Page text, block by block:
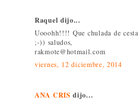
Raquel dijo...
Uooohh!!!! Que chulada de
;-)) saludos,
rakmote@hotmail.com
viernes, 12 diciembre, 2014
ANA CRIS dijo...